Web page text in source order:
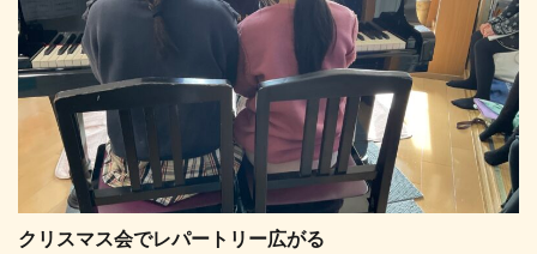
クリスマス会でレパートリー広がる